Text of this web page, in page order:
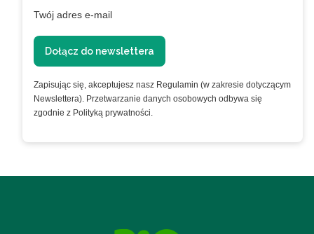
Twój adres e-mail
Dołącz do newslettera
Zapisując się, akceptujesz nasz Regulamin (w zakresie dotyczącym
Newslettera). Przetwarzanie danych osobowych odbywa się
zgodnie z Polityką prywatności.